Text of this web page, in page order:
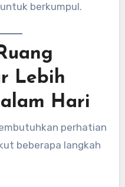
berkumpul.
Lebih
Hari
perhatian
beberapa langkah